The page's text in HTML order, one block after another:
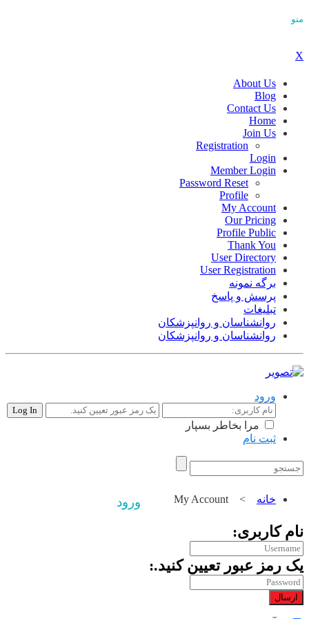
منو
X
About Us
Blog
Contact Us
Home
Join Us
Registration
Login
Member Login
Password Reset
Profile
My Account
Our Pricing
Profile Public
Thank You
User Directory
User Registration
برگه نمونه
پرسش و پاسخ
تبلیغات
روانشناسان و روانپزشکان
روانشناسان و روانپزشکان
ورود
مرا بخاطر بسپار
ثبت نام
خانه >
My Account ورود
نام کاربری:
یک رمز عبور تعیین کنید.:
ارسال